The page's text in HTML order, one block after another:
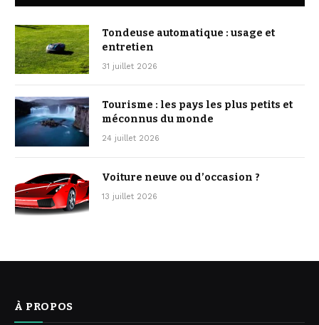
Tondeuse automatique : usage et
entretien
31 juillet 2026
Tourisme : les pays les plus petits et
méconnus du monde
24 juillet 2026
Voiture neuve ou d’occasion ?
13 juillet 2026
À PROPOS